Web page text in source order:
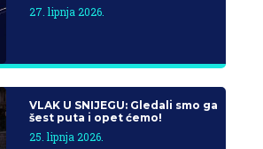
27. lipnja 2026.
VLAK U SNIJEGU: Gledali smo ga
šest puta i opet ćemo!
25. lipnja 2026.